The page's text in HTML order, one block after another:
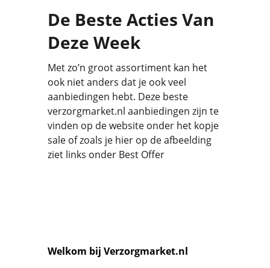
De Beste Acties Van
Deze Week
Met zo’n groot assortiment kan het
ook niet anders dat je ook veel
aanbiedingen hebt. Deze beste
verzorgmarket.nl aanbiedingen zijn te
vinden op de website onder het kopje
sale of zoals je hier op de afbeelding
ziet links onder Best Offer
Welkom bij Verzorgmarket.nl